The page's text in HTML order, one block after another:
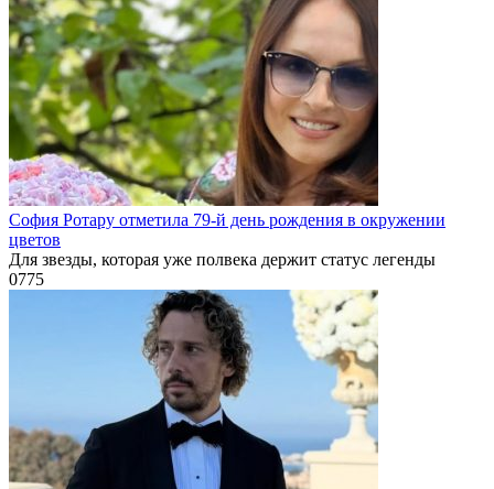
София Ротару отметила 79-й день рождения в окружении
цветов
Для звезды, которая уже полвека держит статус легенды
0775